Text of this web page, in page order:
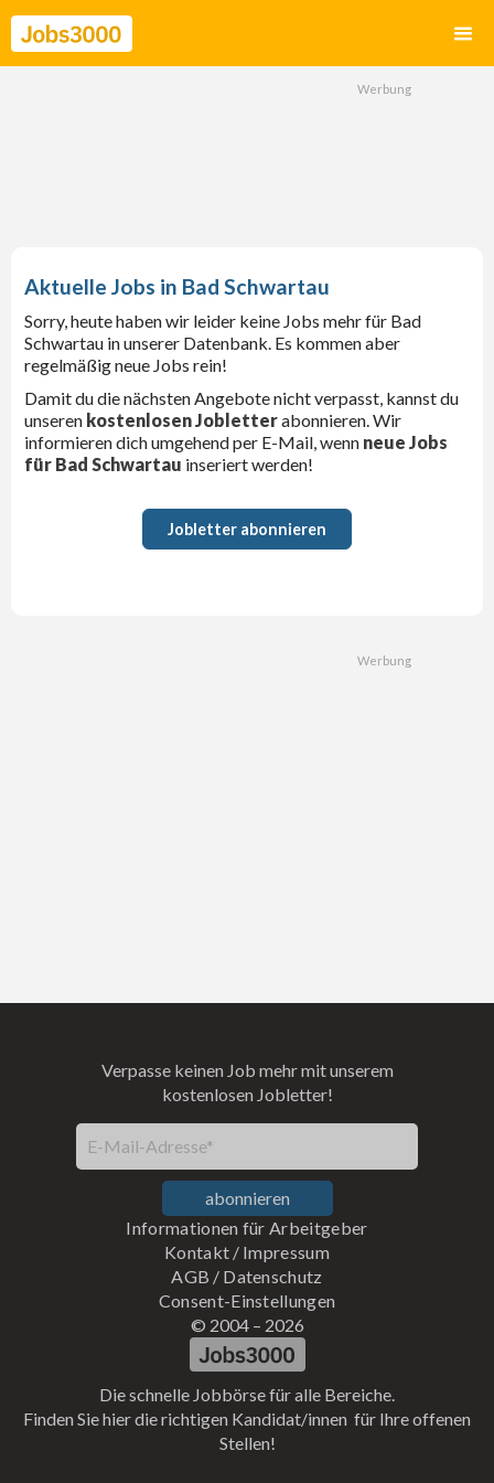
Bad Schwartau
Sorry, heute haben wir leider keine Jobs mehr für Bad
Schwartau in unserer Datenbank. Es kommen aber
regelmäßig neue Jobs rein!
Damit du die nächsten Angebote nicht verpasst, kannst du
unseren kostenlosen Jobletterabonnieren. Wir
informieren dich umgehend per E-Mail, wenn neue Jobs
für Bad Schwartau inseriert werden!
Jobletter abonnieren
Die schnelle Jobbörse für alle Bereiche.
Finden Sie hier die richtigen Kandidat/innen für Ihre offenen
Stellen!
Informationen für Arbeitgeber
Kontakt / Impressum
AGB / Datenschutz
Consent-Einstellungen
© 2004 – 2026
Verpasse keinen Job mehr mit unserem
kostenlosen Jobletter!
E-Mail-Adresse*
abonnieren